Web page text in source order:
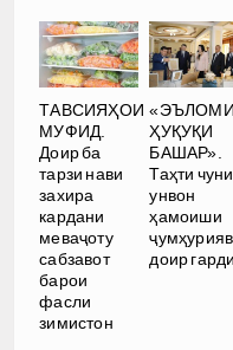
ТАВСИЯҲОИ
МУФИД.
Доир ба
тарзи нави
захира
кардани
меваҷоту
сабзавот
барои
фасли
зимистон
ҲУҚУҚИ
БАШАР».
Таҳти
унвон
ҳамоиши
доир